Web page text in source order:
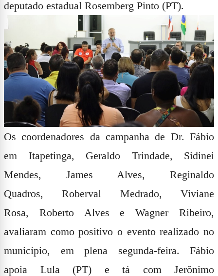
deputado estadual Rosemberg Pinto (PT).
Os coordenadores da campanha de Dr. Fábio
em Itapetinga, Geraldo Trindade, Sidinei
Mendes, James Alves,Reginaldo
Quadros,Roberval Medrado,Viviane
Rosa, Roberto AlveseWagner Ribeiro,
avaliaram como positivo o evento realizado no
município, em plena segunda-feira. Fábio
apoia Lula (PT) e tá com Jerônimo